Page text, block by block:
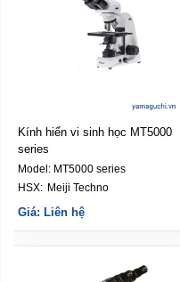
Kính hiển vi sinh học MT5000
series
Model: MT5000 series
Meiji Techno
Giá: Liên hệ